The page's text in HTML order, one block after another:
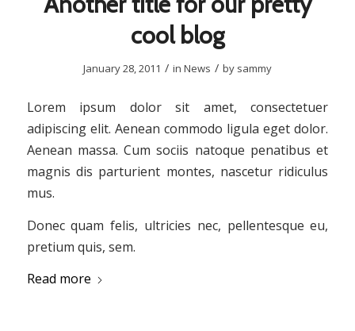
cool blog
January 28, 2011 / in News / by sammy
Lorem ipsum dolor sit amet, consectetuer
adipiscing elit. Aenean commodo ligula eget dolor.
Aenean massa. Cum sociis natoque penatibus et
magnis dis parturient montes, nascetur ridiculus
mus.
Donec quam felis, ultricies nec, pellentesque eu,
pretium quis, sem.
Read more